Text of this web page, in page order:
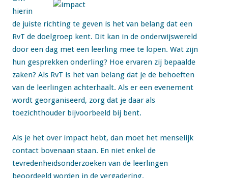
hierin
de juiste richting te geven is het van belang dat een
RvT de doelgroep kent. Dit kan in de onderwijswereld
door een dag met een leerling mee te lopen. Wat zijn
hun gesprekken onderling? Hoe ervaren zij bepaalde
zaken? Als RvT is het van belang dat je de behoeften
van de leerlingen achterhaalt. Als er een evenement
wordt georganiseerd, zorg dat je daar als
toezichthouder bijvoorbeeld bij bent.
Als je het over impact hebt, dan moet het menselijk
contact bovenaan staan. En niet enkel de
tevredenheidsonderzoeken van de leerlingen
beoordeeld worden in de vergadering.